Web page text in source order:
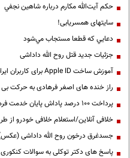
حكم آيت‌الله مكارم درباره شاهين نجفي
سایتهای همسریابی!
دعايي كه قطعا مستجاب مي‌شود
جزئیات جدید قتل روح الله داداشی
آموزش ساخت Apple ID برای کاربران ایرانی
راز خنده های اصغر فرهادی به حرکت
پرداخت ۱۰۰ درصد پاداش پایان خدمت فرهنگیان
خلافی آنلاین/استعلام خلافی خودرو از
جسدغرق درخون روح الله داداشی
پاسخ های دکتر توکلی به سوالات